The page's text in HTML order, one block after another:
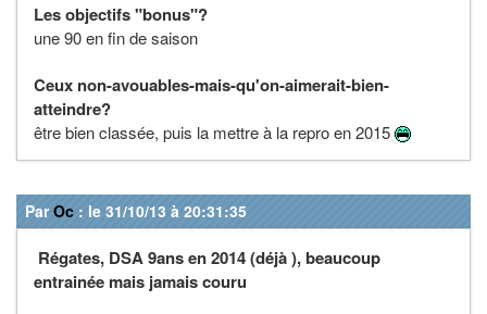
Les objectifs "bonus"?
une 90 en fin de saison
Ceux non-avouables-mais-qu'on-aimerait-bien-
atteindre?
être bien classée, puis la mettre à la repro en 2015
ParOc : le 31/10/13 à 20:31:35
Régates, DSA 9ans en 2014 (déjà ), beaucoup
entrainée mais jamais couru